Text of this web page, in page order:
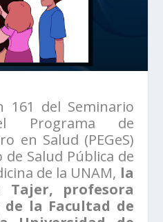
161 del Seminario
Programa de
en Salud (PEGeS)
Salud Pública de
de la UNAM, la
Tajer, profesora
la Facultad de